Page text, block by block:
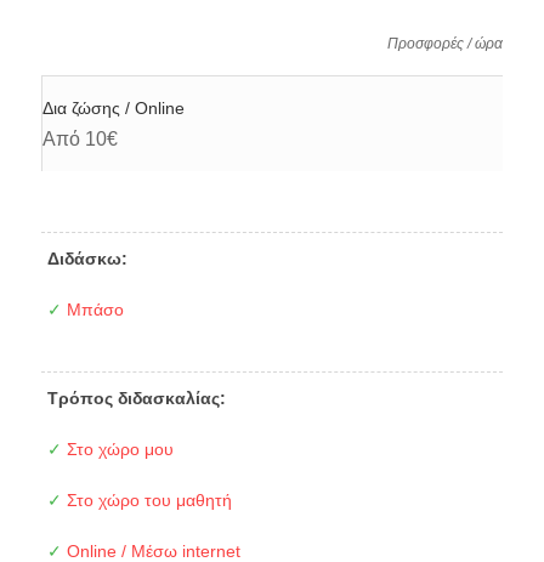
Προσφορές / ώρα
Δια ζώσης / Online
Από 10€
Διδάσκω:
✓ Μπάσο
Τρόπος διδασκαλίας:
✓ Στο χώρο μου
✓ Στο χώρο του μαθητή
✓ Online / Μέσω internet